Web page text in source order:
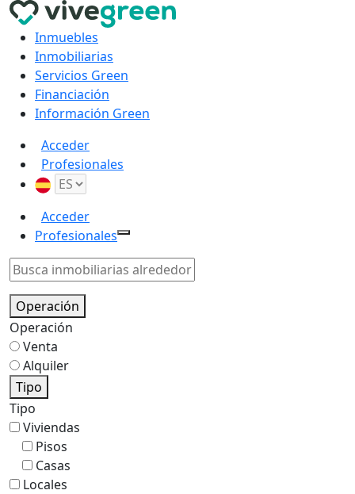
Inmuebles
Inmobiliarias
Servicios Green
Financiación
Información Green
Acceder
Profesionales
Acceder
Profesionales
Operación
Operación
Venta
Alquiler
Tipo
Tipo
Viviendas
Pisos
Casas
Locales